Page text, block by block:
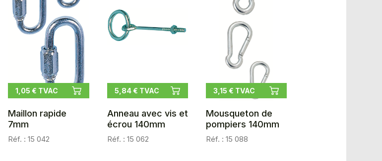
1,05 € TVAC
Maillon rapide
7mm
Réf. : 15 042
5,84 € TVAC
Anneau avec vis et
écrou 140mm
Réf. : 15 062
3,15 € TVAC
Mousqueton de
pompiers 140mm
Réf. : 15 088